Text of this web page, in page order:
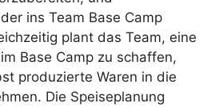
ins Team Base Camp
plant das Team, eine
Base Camp zu schaffen,
produzierte Waren in die
Die Speiseplanung